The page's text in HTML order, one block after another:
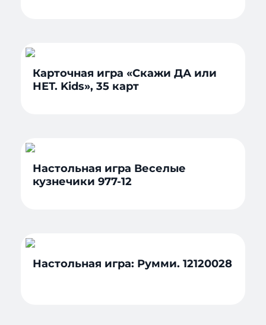
Карточная игра «Скажи ДА или
НЕТ. Kids», 35 карт
Настольная игра Веселые
кузнечики 977-12
Настольная игра: Румми. 12120028